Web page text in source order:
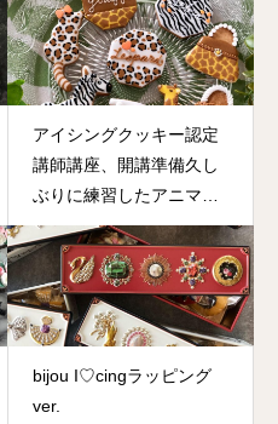
アイシングクッキー認定
講師講座、開講準備久し
ぶりに練習したアニマル
柄です。
bijou I♡cingラッピング
ver.